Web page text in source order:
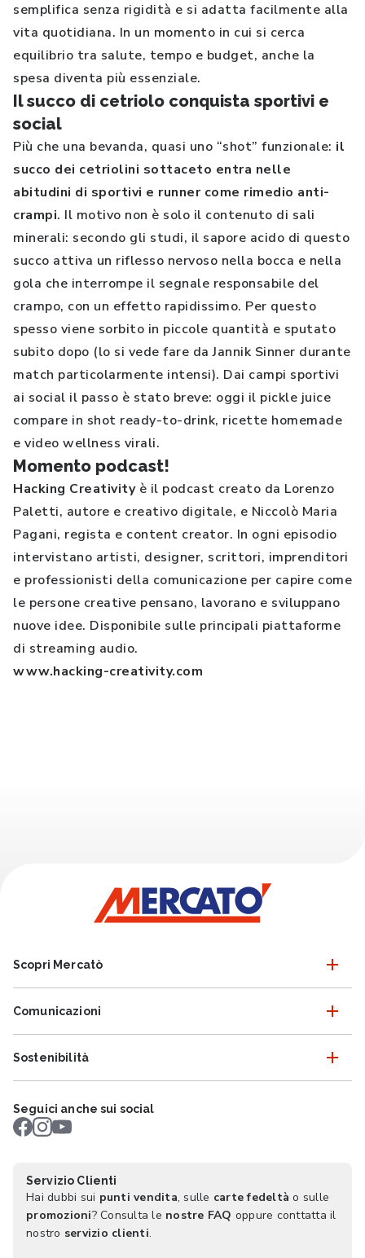
semplifica senza rigidità e si adatta facilmente alla
vita quotidiana. In un momento in cui si cerca
equilibrio tra salute, tempo e budget, anche la
spesa diventa più essenziale.
Il succo di cetriolo conquista sportivi e
social
Più che una bevanda, quasi uno “shot” funzionale: il
succo dei cetriolini sottaceto entra nelle
abitudini di sportivi e runner come rimedio anti-
crampi. Il motivo non è solo il contenuto di sali
minerali: secondo gli studi, il sapore acido di questo
succo attiva un riflesso nervoso nella bocca e nella
gola che interrompe il segnale responsabile del
crampo, con un effetto rapidissimo. Per questo
spesso viene sorbito in piccole quantità e sputato
subito dopo (lo si vede fare da Jannik Sinner durante
match particolarmente intensi). Dai campi sportivi
ai social il passo è stato breve: oggi il pickle juice
compare in shot ready-to-drink, ricette homemade
e video wellness virali.
Momento podcast!
Hacking Creativityè il podcast creato da Lorenzo
Paletti, autore e creativo digitale, e Niccolò Maria
Pagani, regista e content creator. In ogni episodio
intervistano artisti, designer, scrittori, imprenditori
e professionisti della comunicazione per capire come
le persone creative pensano, lavorano e sviluppano
nuove idee. Disponibile sulle principali piattaforme
di streaming audio.
www.hacking-creativity.com
Scopri Mercatò
Comunicazioni
Sostenibilità
Seguici anche sui social
Servizio Clienti
Hai dubbi sui punti vendita, sulle carte fedeltà o sulle
promozioni? Consulta le nostre FAQ oppure conttatta il
nostro servizio clienti.